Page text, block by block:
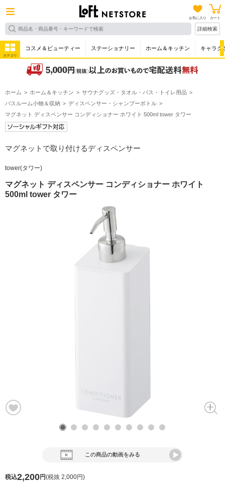
お気に入り カート
詳細検索
カテゴリ
コスメ＆ビューティー ステーショナリー ホーム＆キッチン キャラク
ホーム ホーム＆キッチン
サウナグッズ・タオル・バス・トイレ用品
バスルーム小物＆収納
ディスペンサー・シャンプーボトル
マグネット ディスペンサー コンディショナー ホワイト 500ml tower タワー
マグネットで取り付けるディスペンサー
tower(タワー)
マグネット ディスペンサー コンディショナー ホワイト
500ml tower タワー
この商品の動画をみる
税込2,200円(税抜 2,000円)